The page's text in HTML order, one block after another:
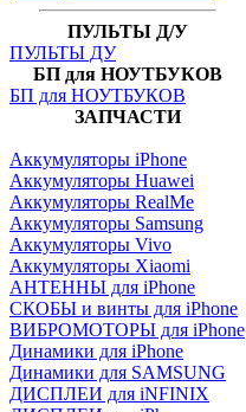
ПУЛЬТЫ Д/У
ПУЛЬТЫ ДУ
БП для НОУТБУКОВ
БП для НОУТБУКОВ
ЗАПЧАСТИ
Аккумуляторы iPhone
Аккумуляторы Huawei
Аккумуляторы RealMe
Аккумуляторы Samsung
Аккумуляторы Vivo
Аккумуляторы Xiaomi
АНТЕННЫ для iPhone
СКОБЫ и винты для iPhone
ВИБРОМОТОРЫ для iPhone
Динамики для iPhone
Динамики для SAMSUNG
ДИСПЛЕИ для iNFINIX